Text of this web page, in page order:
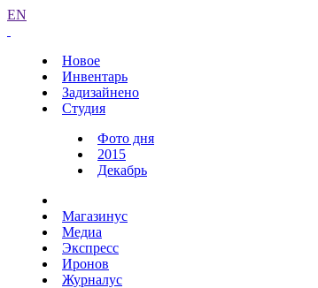
EN
Новое
Инвентарь
Задизайнено
Студия
Фото дня
2015
Декабрь
Магазинус
Медиа
Экспресс
Иронов
Журналус